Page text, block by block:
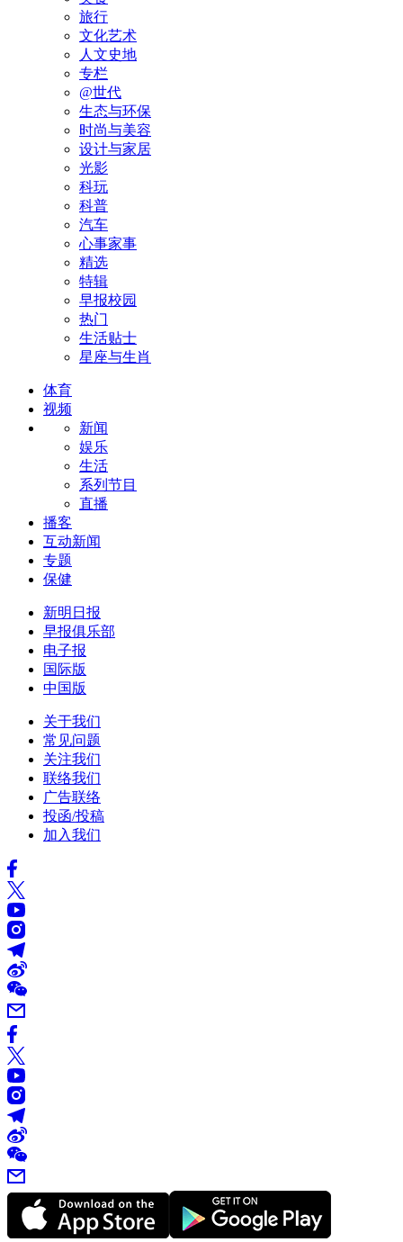
旅行
文化艺术
人文史地
专栏
@世代
生态与环保
时尚与美容
设计与家居
光影
科玩
科普
汽车
心事家事
精选
特辑
早报校园
热门
生活贴士
星座与生肖
体育
视频
新闻
娱乐
生活
系列节目
直播
播客
互动新闻
专题
保健
新明日报
早报俱乐部
电子报
国际版
中国版
关于我们
常见问题
关注我们
联络我们
广告联络
投函/投稿
加入我们